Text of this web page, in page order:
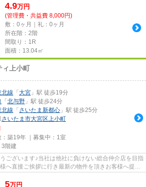
4.9万円
(管理費・共益費 8,000円)
敷：0ヶ月｜礼：0ヶ月
所在階：2階
間取り：1R
面積：13.04㎡
ィ上小町
北線 「 大宮 」駅 徒歩19分
「 北与野 」駅 徒歩24分
北線 「 さいたま新都心 」駅 徒歩25分
さいたま市大宮区上小町
築19年 ｜募集中： 1室
3階建
ございます♪当社は他社に負けない総合仲介店を目指
へ直接ご挨拶に行き最新の物件を頂きお客様へ提供
...
5万円